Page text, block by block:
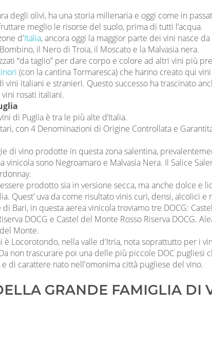
degli olivi, ha una storia millenaria e oggi come in
meglio le risorse del suolo, prima di tutti l’acqua.
d'Italia, ancora oggi la maggior parte dei vini nasce
il Nero di Troia, il Moscato e la Malvasia nera.
“da taglio” per dare corpo e colore ad altri vini più
(con la cantina Tormaresca) che hanno creato qui
italiani e stranieri. Questo successo ha trascinato
rosati italiani.
di Puglia è tra le più alte d’Italia.
con 4 Denominazioni di Origine Controllata e
di vino prodotte in questa zona salentina,
sono Negroamaro e Malvasia Nera. Il Salice
prodotto sia in versione secca, ma anche dolce e
Quest’ uva da come risultato vinis curi, densi, alcolici e
Bari, in questa aerea vinicola troviamo tre DOCG:
DOCG e Castel del Monte Rosso Riserva DOCG.
Monte.
Locorotondo, nella valle d'Itria, nota soprattutto per i
non trascurare poi una delle più piccole DOC pugliesi
di carattere nato nell'omonima città pugliese del vino.
GRANDE FAMIGLIA DI